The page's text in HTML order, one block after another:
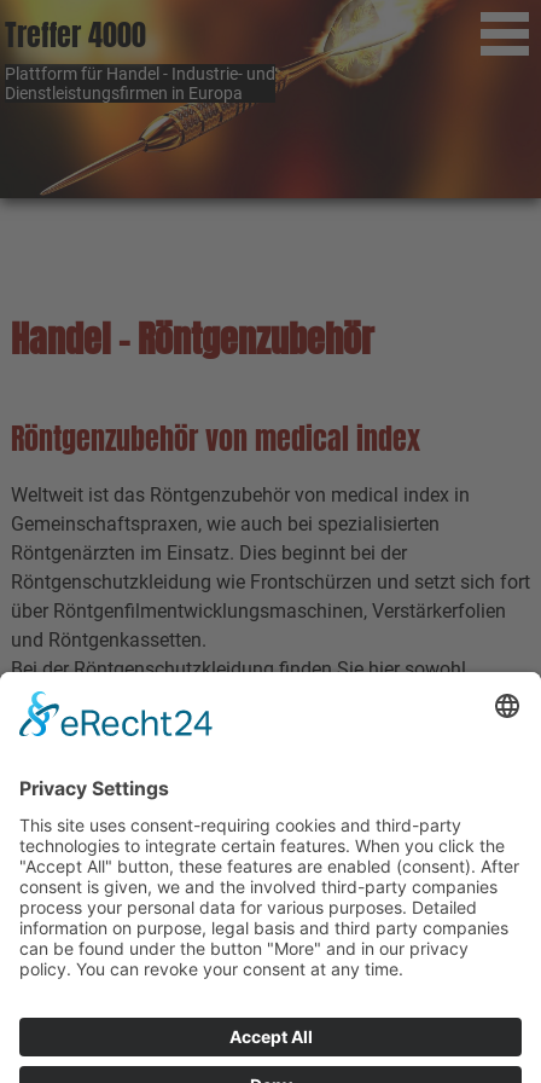
Treffer 4000
Plattform für Handel - Industrie- und
Dienstleistungsfirmen in Europa
Handel - Röntgenzubehör
Röntgenzubehör von medical index
Weltweit ist das Röntgenzubehör von medical index in
Gemeinschaftspraxen, wie auch bei spezialisierten
Röntgenärzten im Einsatz. Dies beginnt bei der
Röntgenschutzkleidung wie Frontschürzen und setzt sich fort
über Röntgenfilmentwicklungsmaschinen, Verstärkerfolien
und Röntgenkassetten.
Bei der Röntgenschutzkleidung finden Sie hier sowohl
Röntgen-Dentalschürzen für die Zahnarztpraxis, wie auch
Röntgenschutz für Kinder.
medical index GMBH
Mayerhof 5
74906 Bad Rappenau
Deutschland
Home
Datenschutz
Impressum